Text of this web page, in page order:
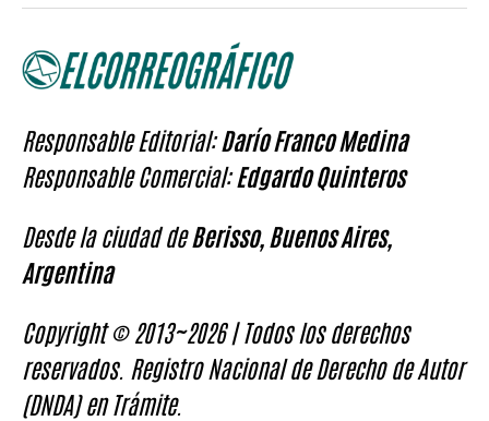
Responsable Editorial:Darío Franco Medina
Responsable Comercial:Edgardo Quinteros
Desde la ciudad deBerisso, Buenos Aires,
Argentina
Copyright © 2013~2026 | Todos los derechos
reservados. Registro Nacional de Derecho de Autor
(DNDA) en Trámite.